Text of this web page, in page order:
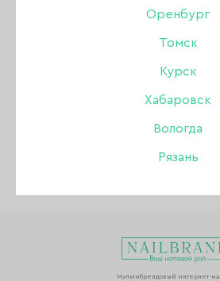
Оренбург
Томск
Курск
Хабаровск
Вологда
Рязань
Мультибрендовый интернет-